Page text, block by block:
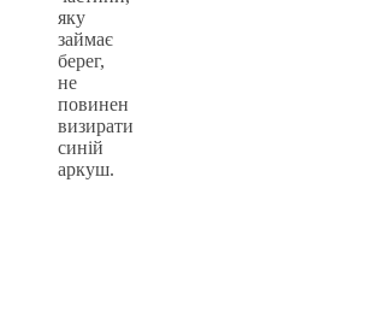
яку
займає
берег,
не
повинен
визирати
синій
аркуш.